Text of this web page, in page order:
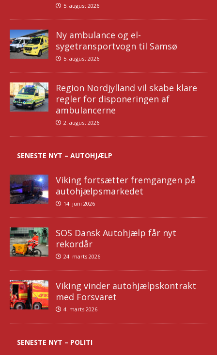
5. august 2026
Ny ambulance og el-
sygetransportvogn til Samsø
5. august 2026
Region Nordjylland vil skabe klare
regler for disponeringen af
ambulancerne
2. august 2026
SENESTE NYT – AUTOHJÆLP
Viking fortsætter fremgangen på
autohjælpsmarkedet
14. juni 2026
SOS Dansk Autohjælp får nyt
rekordår
24. marts 2026
Viking vinder autohjælpskontrakt
med Forsvaret
4. marts 2026
SENESTE NYT – POLITI